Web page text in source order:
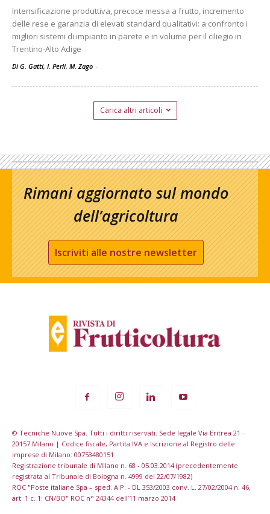
Intensificazione produttiva, precoce messa a frutto, incremento
delle rese e garanzia di elevati standard qualitativi: a confronto i
migliori sistemi di impianto in parete e in volume per il ciliegio in
Trentino-Alto Adige
Di G. Gatti, I. Perli, M. Zago -
Carica altri articoli
Rimani aggiornato sul mondo
dell’agricoltura
Iscriviti alle nostre newsletter
© Tecniche Nuove Spa. Tutti i diritti riservati. Sede legale Via Eritrea 21 -
20157 Milano | Codice fiscale, Partita IVA e Iscrizione al Registro delle
imprese di Milano: 00753480151
Registrazione tribunale di Milano n. 68 - 05.03.2014 (precedentemente
registrata al Tribunale di Bologna n. 4999 del 22/07/1982)
ROC "Poste italiane Spa – sped. A.P. - DL 353/2003 conv. L. 27/02/2004 n. 46,
art. 1 c. 1: CN/BO" ROC n° 24344 dell’11 marzo 2014